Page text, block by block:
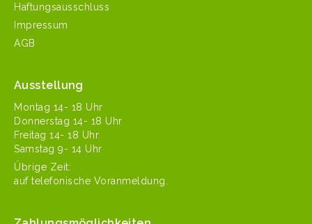
Haftungsausschluss
Impressum
AGB
Ausstellung
Mon­tag 14- 18 Uhr
Don­ner­stag 14- 18 Uhr
Fre­itag 14- 18 Uhr
Sam­stag 9- 14 Uhr
Übrige Zeit:
auf tele­fonis­che Voranmeldung.